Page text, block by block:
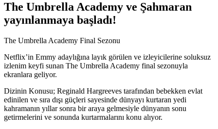
The Umbrella Academy ve Şahmaran
yayınlanmaya başladı!
The Umbrella Academy Final Sezonu
Netflix’in Emmy adaylığına layık görülen ve izleyicilerine soluksuz
izlenim keyfi sunan The Umbrella Academy final sezonuyla
ekranlara geliyor.
Dizinin Konusu; Reginald Hargreeves tarafından bebekken evlat
edinilen ve sıra dışı güçleri sayesinde dünyayı kurtaran yedi
kahramanın yıllar sonra bir araya gelmesiyle dünyanın sonu
getirmelerini ve sonunda kurtarmalarını konu alıyor.